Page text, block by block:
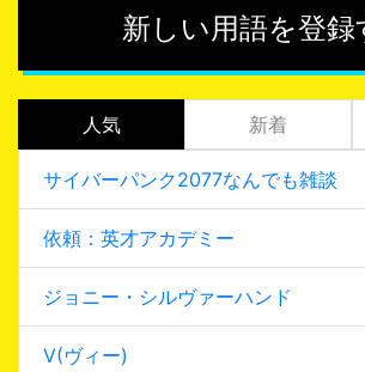
新しい用語を登録
人気 新着
サイバーパンク2077なんでも雑談
依頼：英才アカデミー
ジョニー・シルヴァーハンド
V(ヴィー)